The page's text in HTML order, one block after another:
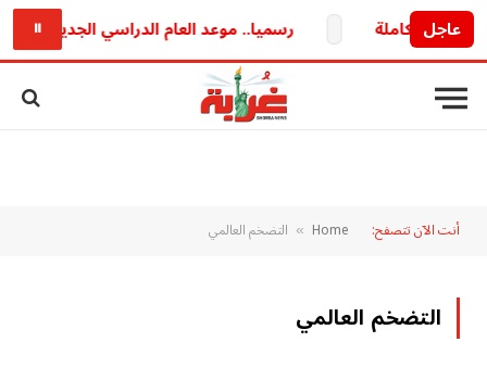
عاجل رسميا.. موعد العام الدراسي الجديد 2026/2027 وخريطة الدراسة والامتحانات كاملة ⏸
أنت الآن تتصفح: Home
» التضخم العالمي
التضخم العالمي